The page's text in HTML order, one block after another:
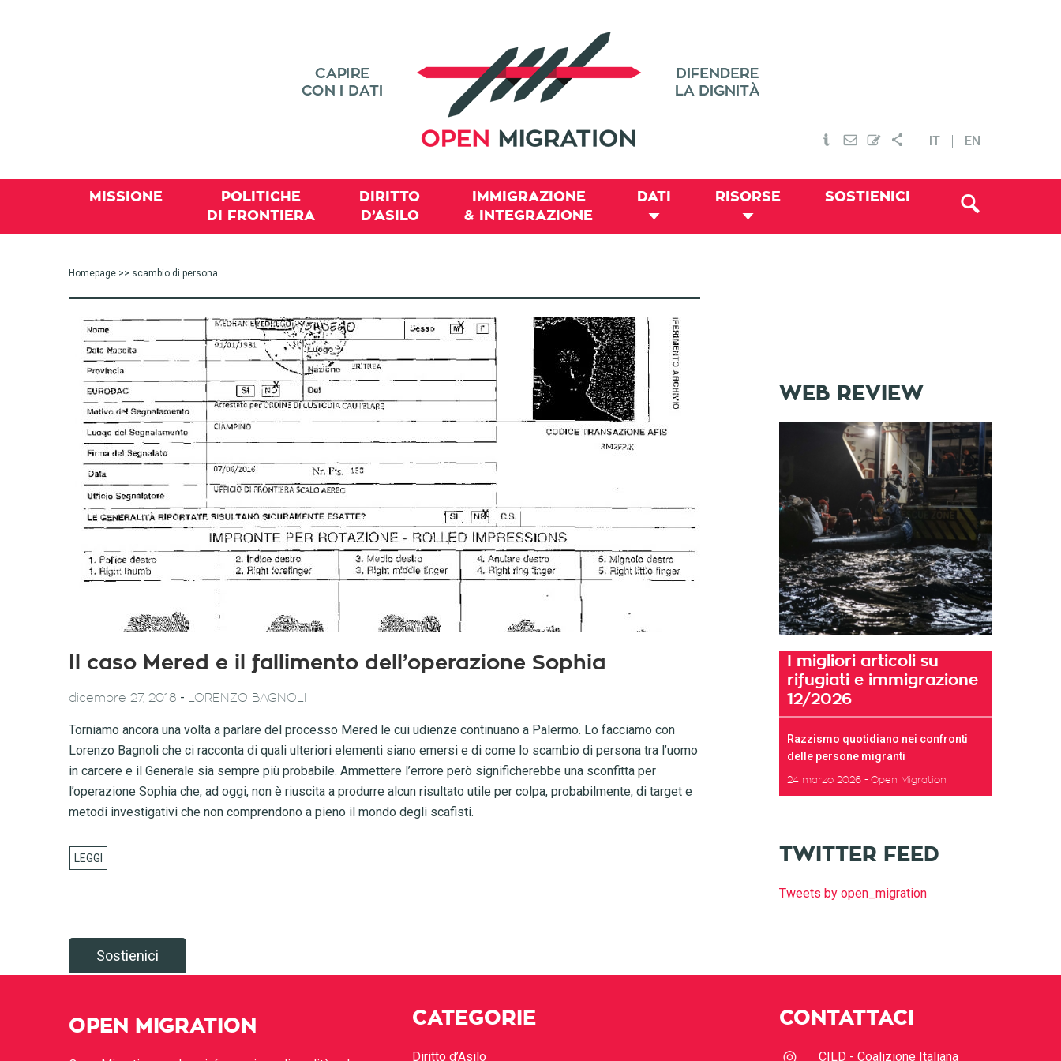
IT EN
MISSIONE
POLITICHE
DI FRONTIERA
DIRITTO
D’ASILO
IMMIGRAZIONE
& INTEGRAZIONE
DATI RISORSE SOSTIENICI
Homepage >> scambio di persona
Il caso Mered e il fallimento dell’operazione Sophia
dicembre 27, 2018 - LORENZO BAGNOLI
Torniamo ancora una volta a parlare del processo Mered le cui udienze continuano a Palermo. Lo facciamo con
Lorenzo Bagnoli che ci racconta di quali ulteriori elementi siano emersi e di come lo scambio di persona tra l’uomo
in carcere e il Generale sia sempre più probabile. Ammettere l’errore però significherebbe una sconfitta per
l’operazione Sophia che, ad oggi, non è riuscita a produrre alcun risultato utile per colpa, probabilmente, di target e
metodi investigativi che non comprendono a pieno il mondo degli scafisti.
WEB REVIEW
I migliori articoli su
rifugiati e immigrazione
12/2026
Razzismo quotidiano nei confronti
delle persone migranti
24 marzo 2026 Open Migration
TWITTER FEED
Tweets by open_migration
Sostienici
OPEN MIGRATION CATEGORIE
Diritto d’Asilo
CONTATTACI
CILD - Coalizione Italiana